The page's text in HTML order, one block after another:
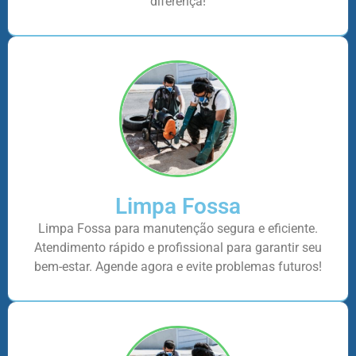
Limpa Fossa
Limpa Fossa para manutenção segura e eficiente.
Atendimento rápido e profissional para garantir seu
bem-estar. Agende agora e evite problemas futuros!